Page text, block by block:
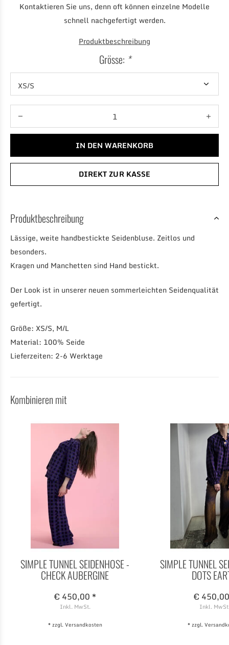
Kontaktieren Sie uns, denn oft können einzelne Modelle
schnell nachgefertigt werden.
Produktbeschreibung
Grösse: *
IN DEN WARENKORB
DIREKT ZUR KASSE
Produktbeschreibung
Lässige, weite handbestickte Seidenbluse. Zeitlos und
besonders.
Kragen und Manchetten sind Hand bestickt.
Der Look ist in unserer neuen sommerleichten Seidenqualität
gefertigt.
Größe: XS/S, M/L
Material: 100% Seide
Lieferzeiten: 2-6 Werktage
Kombinieren mit
SIMPLE TUNNEL SEIDENHOSE -
CHECK AUBERGINE
€ 450,00 *
Inkl. MwSt.
* zzgl.Versandkosten
SIMPLE TUNNEL
DOTS
€
Inkl.
* zzgl.